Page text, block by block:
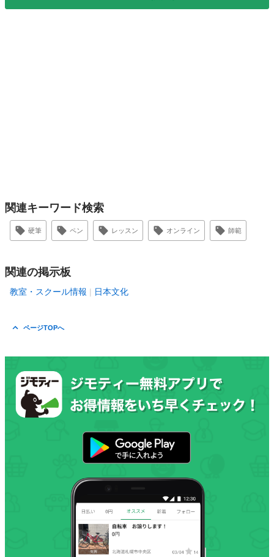
関連キーワード検索
硬筆 ペン レッスン オンライン 師範
関連の掲示板
教室・スクール情報 日本文化
ページTOPへ